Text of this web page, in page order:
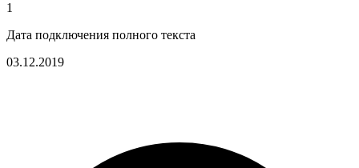
1
Дата подключения полного текста
03.12.2019